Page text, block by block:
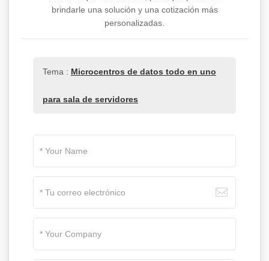
brindarle una solución y una cotización más
personalizadas.
Tema : Microcentros de datos todo en uno
para sala de servidores